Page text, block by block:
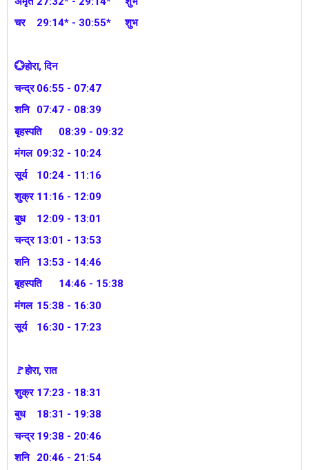
चर
29:14* - 30:55* शुभ
💮होरा, दिन
चन्द्र 06:55 - 07:47
शनि
07:47 - 08:39
बृहस्पति
08:39 - 09:32
मंगल 09:32 - 10:24
सूर्य
10:24 - 11:16
शुक्र 11:16 - 12:09
बुध
12:09 - 13:01
चन्द्र 13:01 - 13:53
शनि
13:53 - 14:46
बृहस्पति
14:46 - 15:38
मंगल 15:38 - 16:30
सूर्य
16:30 - 17:23
🚩होरा, रात
शुक्र 17:23 - 18:31
बुध
18:31 - 19:38
चन्द्र 19:38 - 20:46
शनि
20:46 - 21:54